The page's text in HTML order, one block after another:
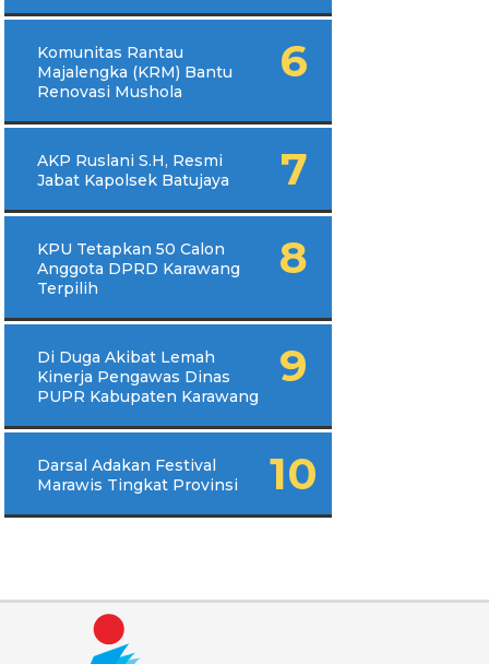
Komunitas Rantau
Majalengka (KRM) Bantu
Renovasi Mushola
AKP Ruslani S.H, Resmi
Jabat Kapolsek Batujaya
KPU Tetapkan 50 Calon
Anggota DPRD Karawang
Terpilih
Di Duga Akibat Lemah
Kinerja Pengawas Dinas
PUPR Kabupaten Karawang
Darsal Adakan Festival
Marawis Tingkat Provinsi